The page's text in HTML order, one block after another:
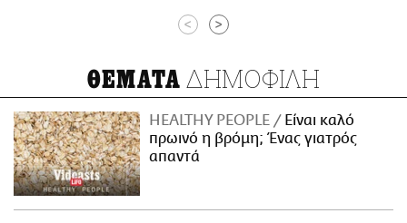
< >
ΘΕΜΑΤΑ ΔΗΜΟΦΙΛΗ
HEALTHY PEOPLE
Είναι καλό
πρωινό η βρόμη; Ένας γιατρός
απαντά